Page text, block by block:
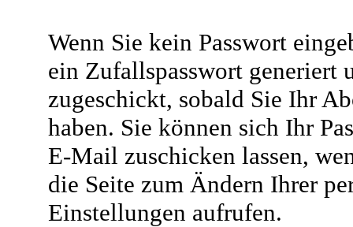
Wenn Sie kein Passwort
ein Zufallspasswort generiert
zugeschickt, sobald Sie Ihr
haben. Sie können sich Ihr
E-Mail zuschicken lassen,
die Seite zum Ändern Ihrer
Einstellungen aufrufen.